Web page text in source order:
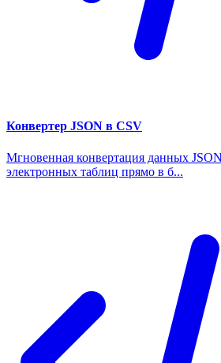
Конвертер JSON в CSV
Мгновенная конвертация данных
электронных таблиц прямо в б...